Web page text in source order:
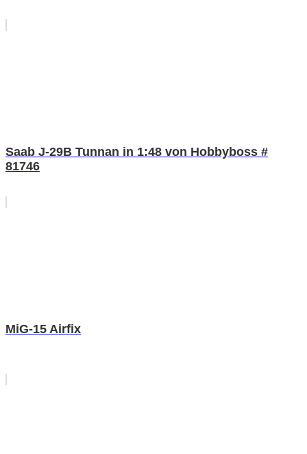
Saab J-29B Tunnan in 1:48 von Hobbyboss #
81746
MiG-15 Airfix